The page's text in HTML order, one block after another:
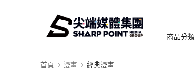
商品分類
首頁 漫畫 經典漫畫